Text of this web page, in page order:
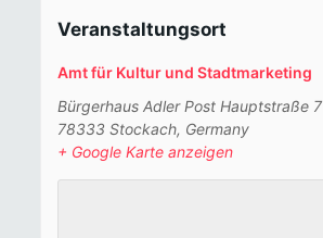
Veranstaltungsort
Amt für Kultur und Stadtmarketing
Bürgerhaus Adler Post Hauptstraße 7
78333 Stockach, Germany
+ Google Karte anzeigen